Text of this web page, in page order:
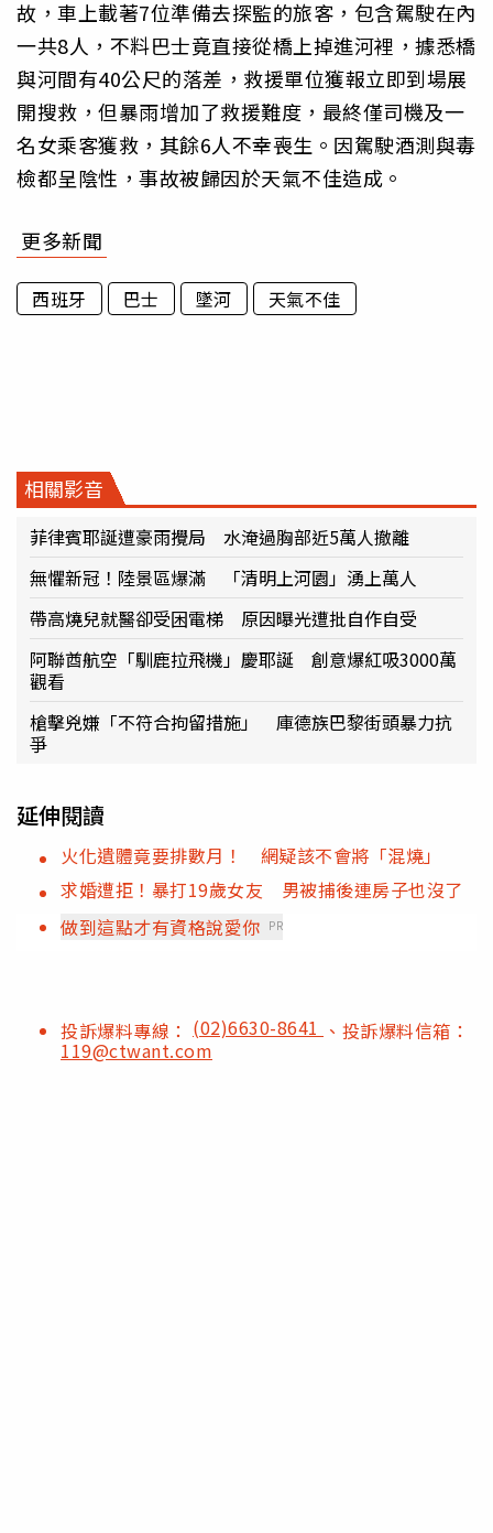
故，車上載著7位準備去探監的旅客，包含駕駛在內
一共8人，不料巴士竟直接從橋上掉進河裡，據悉橋
與河間有40公尺的落差，救援單位獲報立即到場展
開搜救，但暴雨增加了救援難度，最終僅司機及一
名女乘客獲救，其餘6人不幸喪生。因駕駛酒測與毒
檢都呈陰性，事故被歸因於天氣不佳造成。
更多新聞
西班牙 巴士 墜河 天氣不佳
相關影音
菲律賓耶誕遭豪雨攪局 水淹過胸部近5萬人撤離
無懼新冠！陸景區爆滿 「清明上河園」湧上萬人
帶高燒兒就醫卻受困電梯 原因曝光遭批自作自受
阿聯酋航空「馴鹿拉飛機」慶耶誕 創意爆紅吸3000萬
觀看
槍擊兇嫌「不符合拘留措施」 庫德族巴黎街頭暴力抗
爭
延伸閱讀
火化遺體竟要排數月！ 網疑該不會將「混燒」
求婚遭拒！暴打19歲女友 男被捕後連房子也沒了
做到這點才有資格說愛你 PR
投訴爆料專線： (02)6630-8641 、投訴爆料信箱：
119@ctwant.com